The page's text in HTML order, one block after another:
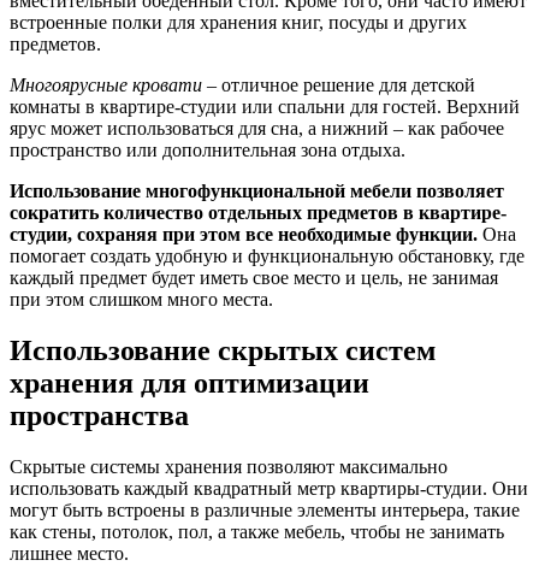
встроенные полки для хранения книг, посуды и других
предметов.
Многоярусные кровати – отличное решение для детской
комнаты в квартире-студии или спальни для гостей. Верхний
ярус может использоваться для сна, а нижний – как рабочее
пространство или дополнительная зона отдыха.
Использование многофункциональной мебели позволяет
сократить количество отдельных предметов в квартире-
студии, сохраняя при этом все необходимые функции. Она
помогает создать удобную и функциональную обстановку, где
каждый предмет будет иметь свое место и цель, не занимая
при этом слишком много места.
Использование скрытых систем
хранения для оптимизации
пространства
Скрытые системы хранения позволяют максимально
использовать каждый квадратный метр квартиры-студии. Они
могут быть встроены в различные элементы интерьера, такие
как стены, потолок, пол, а также мебель, чтобы не занимать
лишнее место.